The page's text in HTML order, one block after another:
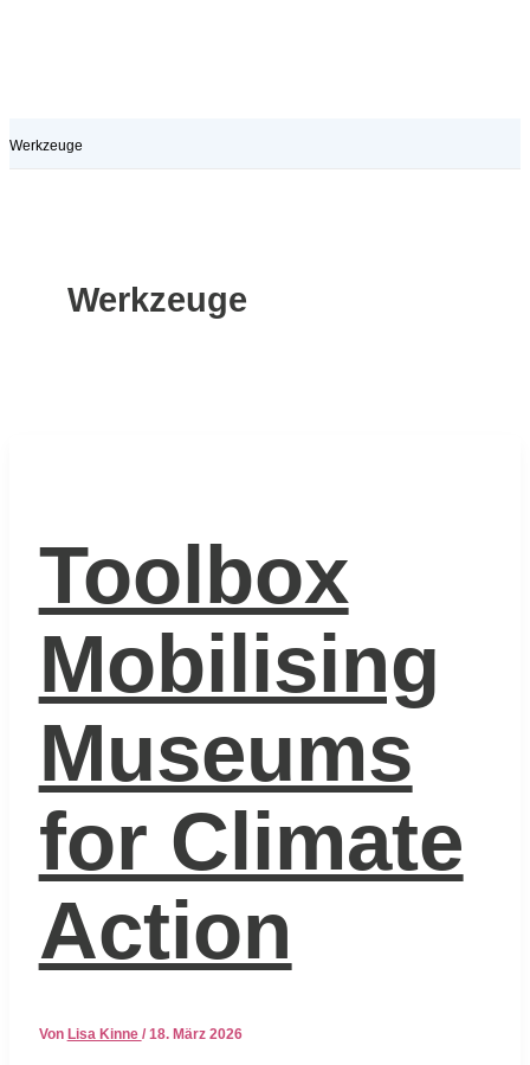
Werkzeuge
Werkzeuge
Toolbox
Mobilising
Museums
for Climate
Action
Von Lisa Kinne / 18. März 2026